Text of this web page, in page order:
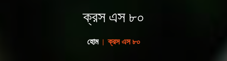
ক্রস এস ৮০
হোম ক্রস এস ৮০